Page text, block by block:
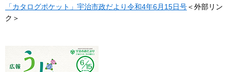
「カタログポケット」宇治市政だより令和4年6月15日号＜外部リン
ク＞